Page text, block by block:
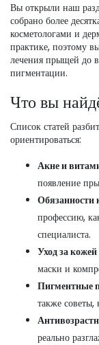
Вы открыли наш
собрано более
косметологами и
практике, поэтому
лечения прыщей до
пигментации.
Что вы
Список статей
ориентироваться:
Акне и
появление
Обязанности
профессию,
специалиста.
Уход за
маски и
Пигментные
также
реально